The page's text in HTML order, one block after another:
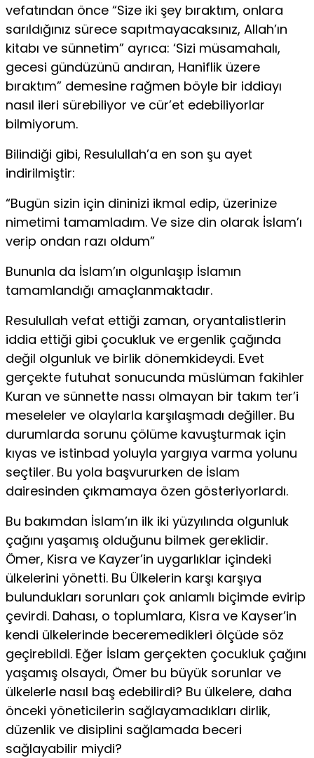
vefatından önce “Size iki şey bıraktım, onlara
sarıldığınız sü­rece sapıtmayacaksınız, Allah’ın
kitabı ve sünnetim” ayrıca: ‘Sizi müsama­halı,
gecesi gündüzünü andıran, Haniflik üzere
bıraktım” demesine rağ­men böyle bir iddiayı
nasıl ileri sürebiliyor ve cür’et edebiliyorlar
bilmiyo­rum.
Bilindiği gibi, Resulullah’a en son şu ayet
indirilmiştir:
“Bugün sizin için dininizi ikmal edip, üzerinize
nimetimi ta­mamladım. Ve size din olarak İslam’ı
verip ondan razı oldum”
Bununla da İslam’ın olgunlaşıp İslamın
tamamlandığı amaçlanmaktadır.
Resulullah vefat ettiği zaman, oryantalistlerin
iddia ettiği gibi çocukluk ve ergenlik çağında
değil olgunluk ve birlik dönemkideydi. Evet
gerçekte futuhat sonucunda müslüman fakihler
Kuran ve sünnette nassı olmayan bir takım ter’i
meseleler ve olaylarla karşılaşmadı değiller. Bu
durumlarda sorunu çölüme kavuşturmak için
kıyas ve istinbad yoluyla yargıya varma yolunu
seçtiler. Bu yola başvururken de İslam
dairesinden çıkmamaya özen gösteriyorlardı.
Bu bakımdan İslam’ın ilk iki yüzyılında olgunluk
çağını yaşamış olduğunu bilmek gereklidir.
Ömer, Kisra ve Kayzer’in uygarlıklar içindeki
ülkelerini yönetti. Bu Ülkelerin karşı karşıya
bulundukları sorunları çok anlamlı biçimde evirip
çevirdi. Dahası, o toplumlara, Kisra ve Kayser’in
kendi ülkelerinde beceremedikleri ölçüde söz
geçirebildi. Eğer İslam gerçekten çocukluk çağını
yaşamış olsaydı, Ömer bu büyük sorunlar ve
ülkelerle nasıl baş edebilirdi? Bu ülkelere, daha
önceki yöneticilerin sağlayamadıkları dirlik,
düzenlik ve disiplini sağlamada beceri
sağlayabilir miydi?